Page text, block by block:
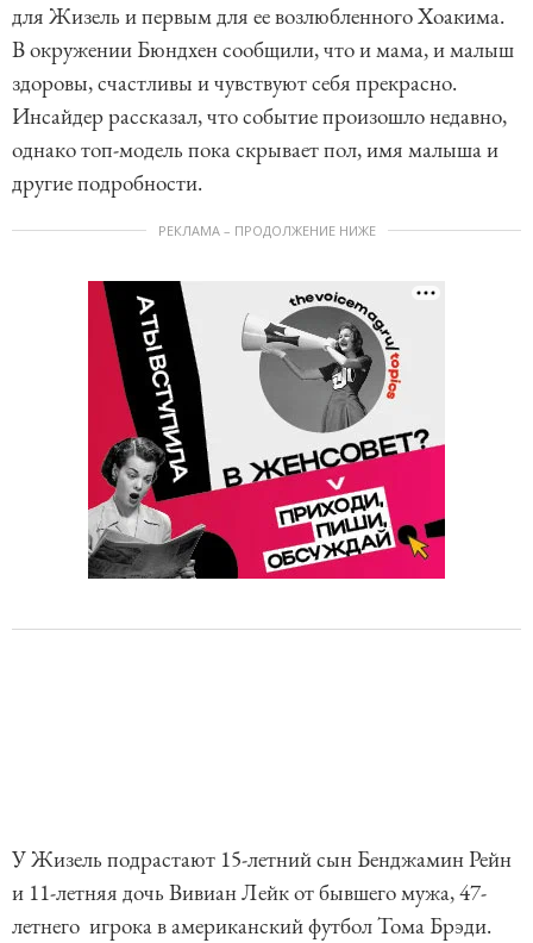
для Жизель и первым для ее возлюбленного Хоакима.
В окружении Бюндхен сообщили, что и мама, и малыш
здоровы, счастливы и чувствуют себя прекрасно.
Инсайдер рассказал, что событие произошло недавно,
однако топ-модель пока скрывает пол, имя малыша и
другие подробности.
РЕКЛАМА – ПРОДОЛЖЕНИЕ НИЖЕ
У Жизель подрастают 15-летний сын Бенджамин Рейн
и 11-летняя дочь Вивиан Лейк от бывшего мужа, 47-
летнего игрока в американский футбол Тома Брэди.